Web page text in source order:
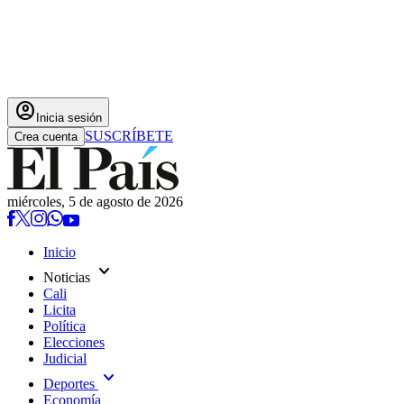
account_circle Inicia sesión
Crea cuenta SUSCRÍBETE
miércoles, 5 de agosto de 2026
Inicio
Noticias expand_more
Cali
Licita
Política
Elecciones
Judicial
Deportes expand_more
Economía